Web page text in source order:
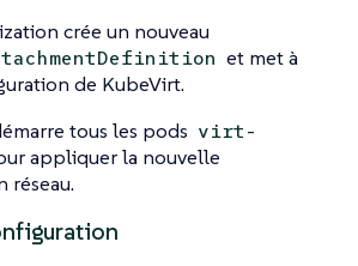
crée un nouveau
et met à
de KubeVirt.
tous les pods virt-
appliquer la nouvelle
réseau.